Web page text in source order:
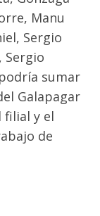
Manu
Sergio
Sergio
sumar
Galapagar
filial y el
de